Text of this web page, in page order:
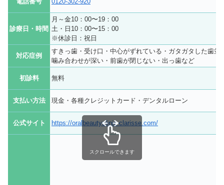
診療日・時間
月～金10：00〜19：00
土・日10：00〜15：00
※休診日：祝日
対応症例
すきっ歯・受け口・中心がずれている・ガタガタした歯並
噛み合わせが深い・前歯が閉じない・出っ歯など
初診料 無料
支払い方法 現金・各種クレジットカード・デンタルローン
公式サイト https://oralbeautyclinic-clarisse.com/
スクロールできます